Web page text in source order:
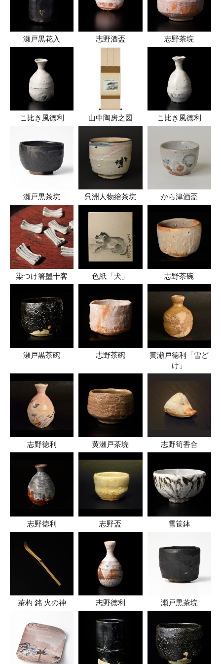
瀬戸黒花入 志野酒盃 志野茶垸
こ比き風徳利 山中陶房之図 こ比き風徳利
瀬戸黒茶垸 呉洲人物繪茶垸 から津酒盃
染つけ箸墨十客 色紙「犬」 志野茶碗
瀬戸黒茶碗 志野茶碗
黄瀬戸徳利「雪ど
け」
志野徳利 黄瀬戸茶垸 志野筍香合
志野徳利 志野盃 雪笹鉢
茶杓 銘 火の神 志野徳利 瀬戸黒茶垸